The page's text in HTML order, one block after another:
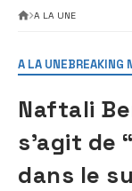
A LA UNE
A LA UNEBREAKING
Naftali
s’agit de
dans le